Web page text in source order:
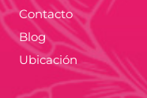
Contacto
Blog
Ubicación